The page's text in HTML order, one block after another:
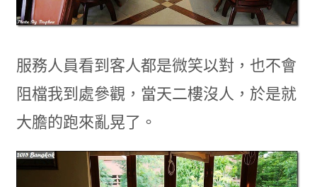
服務人員看到客人都是微笑以對，也不會
阻檔我到處參觀，當天二樓沒人，於是就
大膽的跑來亂晃了。